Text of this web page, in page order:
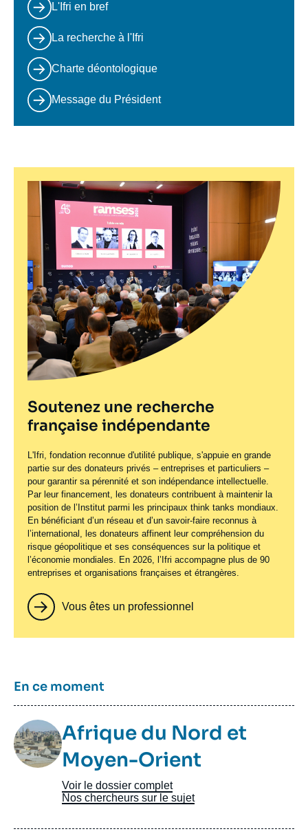
L'Ifri en bref
La recherche à l'Ifri
Charte déontologique
Message du Président
Soutenez une recherche
française indépendante
L'Ifri, fondation reconnue d'utilité publique, s'appuie en grande
partie sur des donateurs privés – entreprises et particuliers –
pour garantir sa pérennité et son indépendance intellectuelle.
Par leur financement, les donateurs contribuent à maintenir la
position de l’Institut parmi les principaux think tanks mondiaux.
En bénéficiant d’un réseau et d’un savoir-faire reconnus à
l’international, les donateurs affinent leur compréhension du
risque géopolitique et ses conséquences sur la politique et
l’économie mondiales. En 2026, l’Ifri accompagne plus de 90
entreprises et organisations françaises et étrangères.
Vous êtes un professionnel
Titre
En ce moment
Image
TaxonomieAfrique du Nord et
Moyen-Orient
Voir le dossier complet
Nos chercheurs sur le sujet